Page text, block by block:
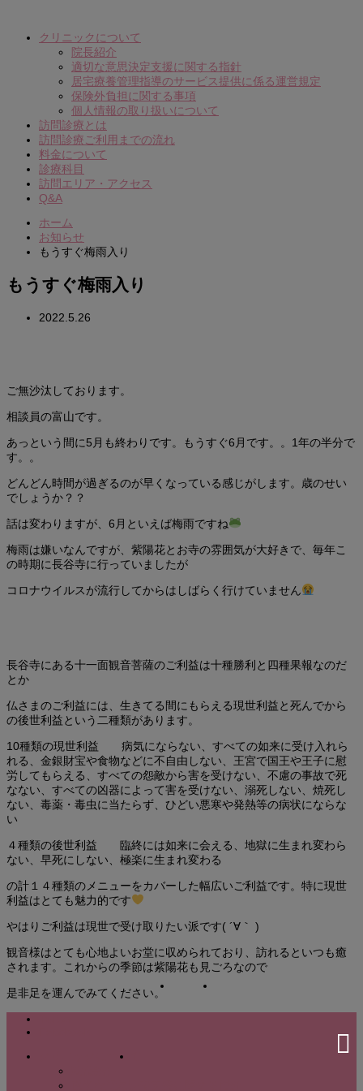
クリニックについて
院長紹介
適切な意思決定支援に関する指針
居宅療養管理指導のサービス提供に係る運営規定
保険外負担に関する事項
個人情報の取り扱いについて
訪問診療とは
訪問診療ご利用までの流れ
料金について
診療科目
訪問エリア・アクセス
Q&A
ホーム
お知らせ
もうすぐ梅雨入り
もうすぐ梅雨入り
2022.5.26
ご無沙汰しております。
相談員の富山です。
あっという間に5月も終わりです。もうすぐ6月です。。1年の半分で
す。。
どんどん時間が過ぎるのが早くなっている感じがします。歳のせい
でしょうか？？
話は変わりますが、6月といえば梅雨ですね
梅雨は嫌いなんですが、紫陽花とお寺の雰囲気が大好きで、毎年こ
の時期に長谷寺に行っていましたが
コロナウイルスが流行してからはしばらく行けていません
長谷寺にある十一面観音菩薩のご利益は十種勝利と四種果報なのだ
とか
仏さまのご利益には、生きてる間にもらえる現世利益と死んでから
の後世利益という二種類があります。
10種類の現世利益 病気にならない、すべての如来に受け入れら
れる、金銀財宝や食物などに不自由しない、王宮で国王や王子に慰
労してもらえる、すべての怨敵から害を受けない、不慮の事故で死
なない、すべての凶器によって害を受けない、溺死しない、焼死し
ない、毒薬・毒虫に当たらず、ひどい悪寒や発熱等の病状にならな
い
４種類の後世利益 臨終には如来に会える、地獄に生まれ変わら
ない、早死にしない、極楽に生まれ変わる
の計１４種類のメニューをカバーした幅広いご利益です。特に現世
利益はとても魅力的です
やはりご利益は現世で受け取りたい派です( ´∀｀ )
観音様はとても心地よいお堂に収められており、訪れるといつも癒
されます。これからの季節は紫陽花も見ごろなので
是非足を運んでみてください。
クリニックについて